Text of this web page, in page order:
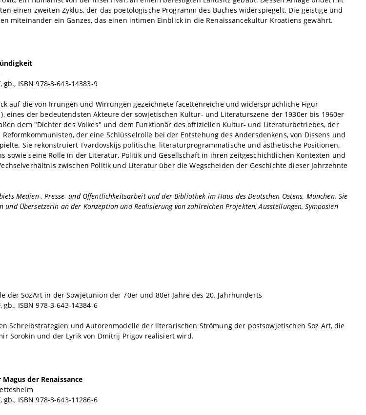
einen zweiten Zyklus, der das poetologische Programm des Buches widerspiegelt. Die geistige und
miteinander ein Ganzes, das einen intimen Einblick in die Renaissancekultur Kroatiens gewährt.
gb., ISBN 978-3-643-14383-9
auf die von Irrungen und Wirrungen gezeichnete facettenreiche und widersprüchliche Figur
eines der bedeutendsten Akteure der sowjetischen Kultur- und Literaturszene der 1930er bis 1960er
dem "Dichter des Volkes" und dem Funktionär des offiziellen Kultur- und Literaturbetriebes, der
der eine Schlüsselrolle bei der Entstehung des Andersdenkens, von Dissens und
Sie rekonstruiert Tvardovskijs politische, literaturprogrammatische und ästhetische Positionen,
sowie seine Rolle in der Literatur, Politik und Gesellschaft in ihren zeitgeschichtlichen Kontexten und
zwischen Politik und Literatur über die Wegscheiden der Geschichte dieser Jahrzehnte
Medien-, Presse- und Öffentlichkeitsarbeit und der Bibliothek im Haus des Deutschen Ostens, München. Sie
Übersetzerin an der Konzeption und Realisierung von zahlreichen Projekten, Ausstellungen, Symposien
der SozArt in der Sowjetunion der 70er und 80er Jahre des 20. Jahrhunderts
gb., ISBN 978-3-643-14384-6
Schreibstrategien und Autorenmodelle der literarischen Strömung der postsowjetischen Soz Art, die
Sorokin und der Lyrik von Dmitrij Prigov realisiert wird.
der Renaissance
gb., ISBN 978-3-643-11286-6